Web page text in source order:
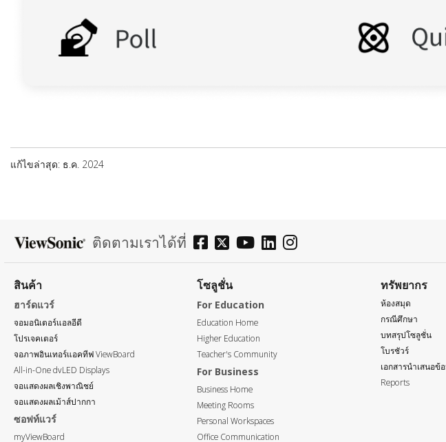
แก้ไขล่าสุด: ธ.ค. 2024
ติดตามเราได้ที่
สินค้า
ฮาร์ดแวร์
จอมอนิเตอร์แอลอีดี
โปรเจคเตอร์
จอภาพอินเทอร์แอคทีฟ ViewBoard
All-in-One dvLED Displays
จอแสดงผลเชิงพาณิชย์
จอแสดงผลเม้าส์ปากกา
ซอฟท์แวร์
myViewBoard
โซลูชั่น
For Education
Education Home
Higher Education
Teacher's Community
For Business
Business Home
Meeting Rooms
Personal Workspaces
Office Communication
ทรัพยากร
ห้องสมุด
กรณีศึกษา
บทสรุปโซลูชั่น
โบรชัวร์
เอกสารนำเสนอข้
Reports